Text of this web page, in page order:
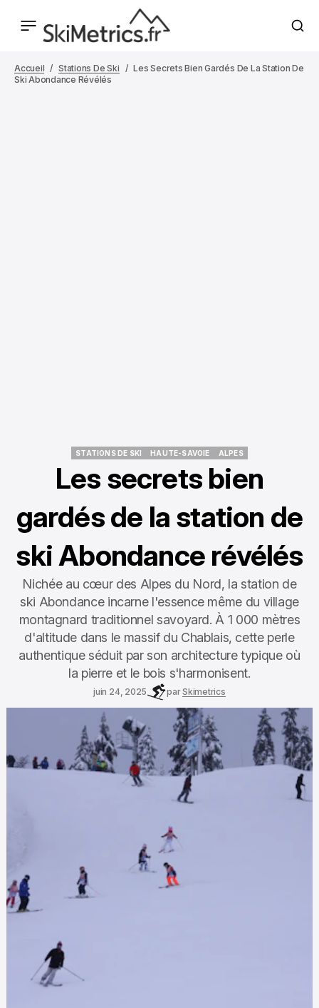
Accueil Stations De Ski
Les Secrets Bien Gardés De La Station De
Ski Abondance Révélés
STATIONS DE SKI
HAUTE-SAVOIE
ALPES
Les secrets bien
gardés de la station de
ski Abondance révélés
Nichée au cœur des Alpes du Nord, la station de
ski Abondance incarne l'essence même du village
montagnard traditionnel savoyard. À 1 000 mètres
d'altitude dans le massif du Chablais, cette perle
authentique séduit par son architecture typique où
la pierre et le bois s'harmonisent.
juin 24, 2025 parSkimetrics